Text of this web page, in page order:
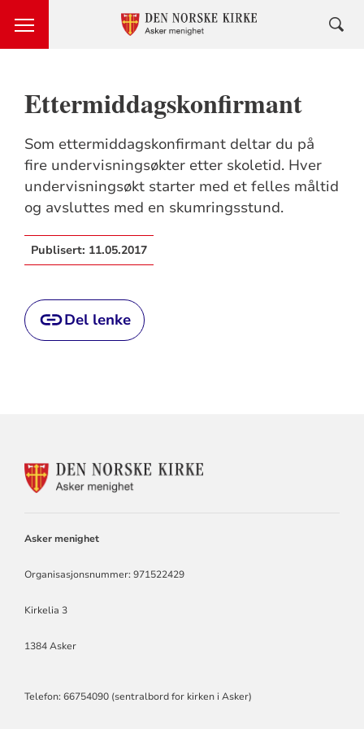
Ettermiddagskonfirmant
Som ettermiddagskonfirmant deltar du på
fire undervisningsøkter etter skoletid. Hver
undervisningsøkt starter med et felles måltid
og avsluttes med en skumringsstund.
Publisert: 11.05.2017
Del lenke
KONTAKTINFORMASJON
Asker menighet
Organisasjonsnummer: 971522429
Kirkelia 3
1384 Asker
Telefon: 66754090 (sentralbord for kirken i Asker)